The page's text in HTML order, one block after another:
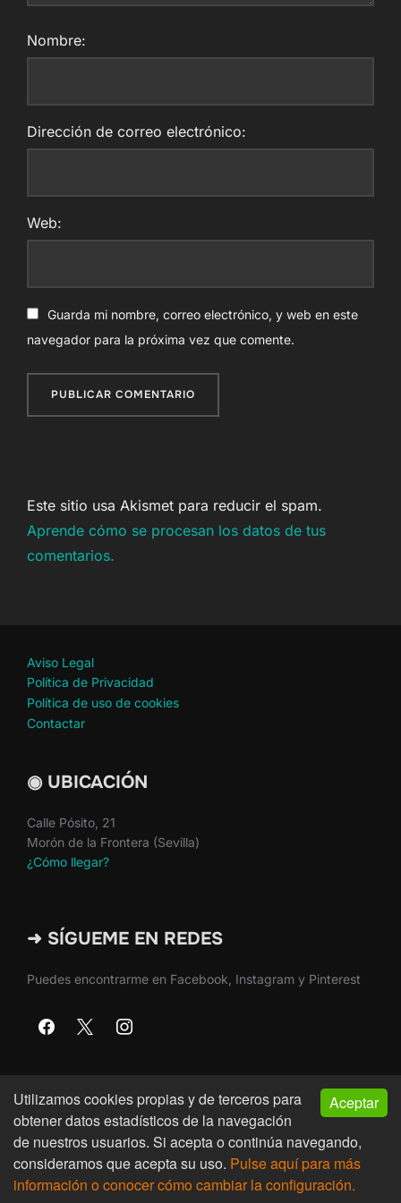
Aceptar
Utilizamos cookies propias y de terceros para
obtener datos estadísticos de la navegación
de nuestros usuarios. Si acepta o continúa navegando,
consideramos que acepta su uso. Pulse aquí para más
información o conocer cómo cambiar la configuración.
Nombre:
Dirección de correo electrónico:
Web:
Guarda mi nombre, correo electrónico, y web en este
navegador para la próxima vez que comente.
Este sitio usa Akismet para reducir el spam.
Aprende cómo se procesan los datos de tus
comentarios.
Aviso Legal
Política de Privacidad
Política de uso de cookies
Contactar
◉ UBICACIÓN
Calle Pósito, 21
Morón de la Frontera (Sevilla)
¿Cómo llegar?
➜ SÍGUEME EN REDES
Puedes encontrarme en Facebook, Instagram y Pinterest
Copyright © 2026 · Martín Nieto · Morón de la Frontera
(Sevilla)
Inspiro Theme por WPZOOM